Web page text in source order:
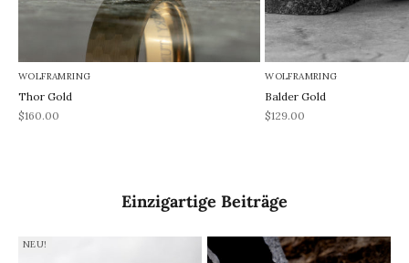
WOLFRAMRING
Thor Gold
REA-pris
$160.00
WOLFRAMRING
Balder Gold
REA-pris
$129.00
Einzigartige Beiträge
NEU!